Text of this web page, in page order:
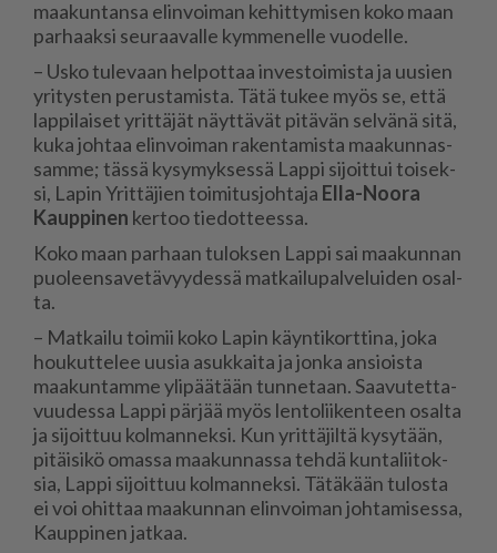
maa­kun­tan­sa elin­voi­man ke­hit­ty­mi­sen koko maan
par­haak­si seu­raa­val­le kym­me­nel­le vuo­del­le.
– Us­ko tu­le­vaan hel­pot­taa in­ves­toi­mis­ta ja uu­sien
yri­tys­ten pe­rus­ta­mis­ta. Tätä tu­kee myös se, et­tä
lap­pi­lai­set yrit­tä­jät näyt­tä­vät pi­tä­vän sel­vä­nä sitä,
kuka joh­taa elin­voi­man ra­ken­ta­mis­ta maa­kun­nas­
sam­me; täs­sä ky­sy­myk­ses­sä Lap­pi si­joit­tui toi­sek­
si, La­pin Yrit­tä­jien toi­mi­tus­joh­ta­ja El­la-Noo­ra
Kaup­pi­nen ker­too tie­dot­tees­sa.
Koko maan par­haan tu­lok­sen Lap­pi sai maa­kun­nan
puo­leen­sa­ve­tä­vyy­des­sä mat­kai­lu­pal­ve­lui­den osal­
ta.
– Mat­kai­lu toi­mii koko La­pin käyn­ti­kort­ti­na, joka
hou­kut­te­lee uu­sia asuk­kai­ta ja jon­ka an­si­ois­ta
maa­kun­tam­me yli­pää­tään tun­ne­taan. Saa­vu­tet­ta­
vuu­des­sa Lap­pi pär­jää myös len­to­lii­ken­teen osal­ta
ja si­joit­tuu kol­man­nek­si. Kun yrit­tä­jil­tä ky­sy­tään,
pi­täi­si­kö omas­sa maa­kun­nas­sa teh­dä kun­ta­lii­tok­
sia, Lap­pi si­joit­tuu kol­man­nek­si. Tä­tä­kään tu­los­ta
ei voi ohit­taa maa­kun­nan elin­voi­man joh­ta­mi­ses­sa,
Kaup­pi­nen jat­kaa.